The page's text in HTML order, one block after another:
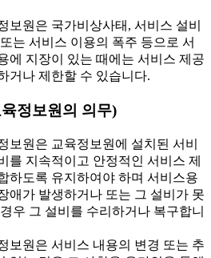
보원은 국가비상사태, 서비스 설비
는 서비스 이용의 폭주 등으로 서
에 지장이 있는 때에는 서비스 제공
거나 제한할 수 있습니다.
정보원의 의무)
보원은 교육정보원에 설치된 서비
를 지속적이고 안정적인 서비스 제
하도록 유지하여야 하며 서비스용
애가 발생하거나 또는 그 설비가 못
우 그 설비를 수리하거나 복구합니
보원은 서비스 내용의 변경 또는 추